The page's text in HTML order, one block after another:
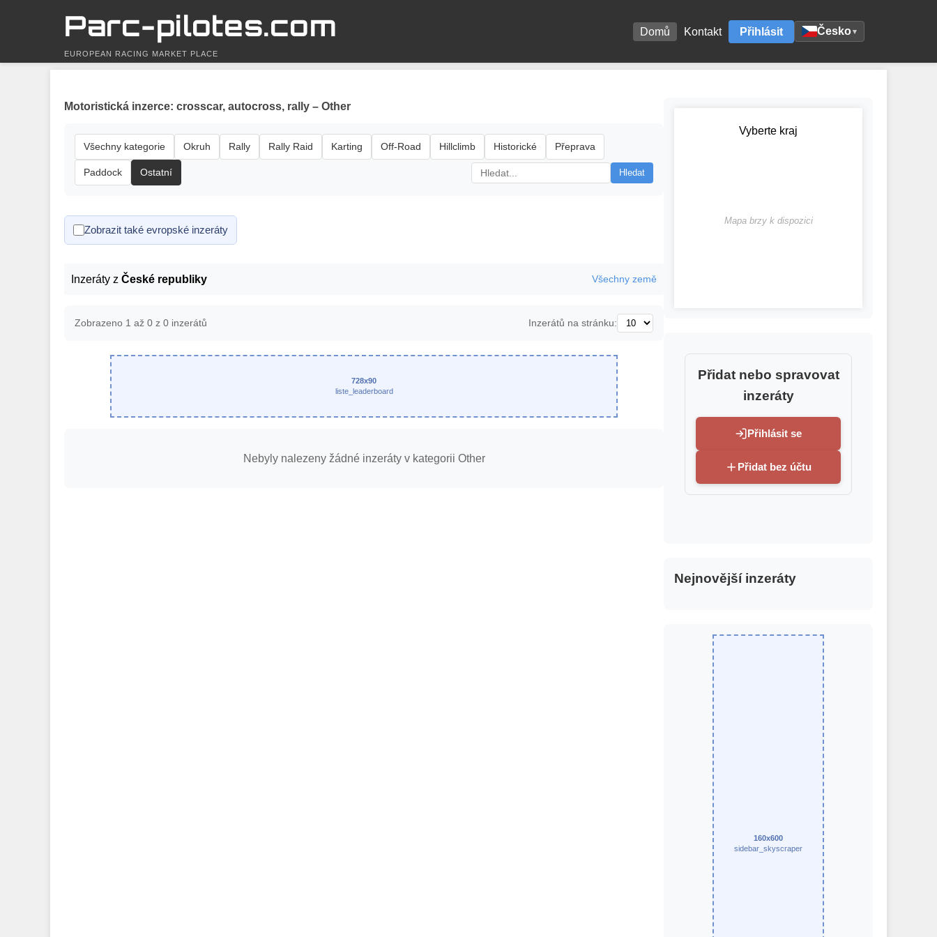
Parc-pilotes.com
EUROPEAN RACING MARKET PLACE
Domů Kontakt Přihlásit Česko▾
Motoristická inzerce: crosscar, autocross, rally – Other
Všechny kategorie Okruh Rally Rally Raid Karting Off-Road Hillclimb Historické Přeprava
Paddock Ostatní Hledat
Zobrazit také evropské inzeráty
Inzeráty z České republiky Všechny země
Zobrazeno 1 až 0 z 0 inzerátů Inzerátů na stránku:
728x90
liste_leaderboard
Nebyly nalezeny žádné inzeráty v kategorii Other
Vyberte kraj
Mapa brzy k dispozici
Přidat nebo spravovat
inzeráty
Přihlásit se
Přidat bez účtu
Nejnovější inzeráty
160x600
sidebar_skyscraper